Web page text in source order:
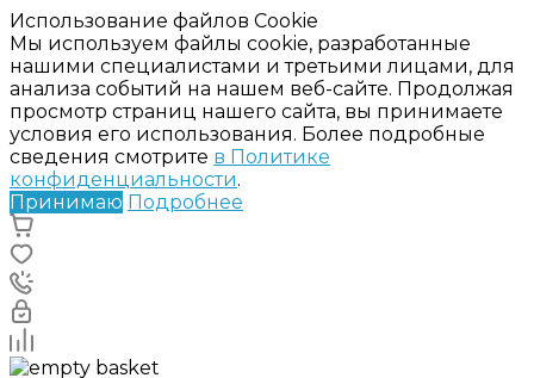
Использование файлов Cookie
Мы используем файлы cookie, разработанные
нашими специалистами и третьими лицами, для
анализа событий на нашем веб-сайте. Продолжая
просмотр страниц нашего сайта, вы принимаете
условия его использования. Более подробные
сведения смотрите в Политике
конфиденциальности.
Принимаю Подробнее